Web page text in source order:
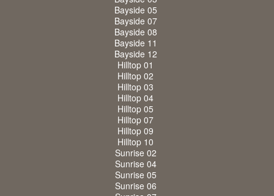
Bayside 05
Bayside 07
Bayside 08
Bayside 11
Bayside 12
Hilltop 01
Hilltop 02
Hilltop 03
Hilltop 04
Hilltop 05
Hilltop 07
Hilltop 09
Hilltop 10
Sunrise 02
Sunrise 04
Sunrise 05
Sunrise 06